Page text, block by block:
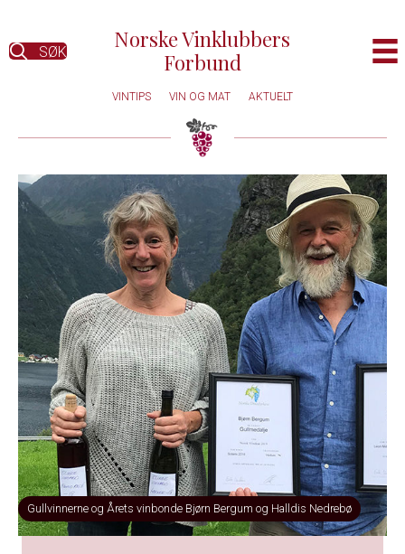
SØK
Norske Vinklubbers
Forbund
VINTIPS VIN OG MAT AKTUELT
Gullvinnerne og Årets vinbonde Bjørn Bergum og Halldis Nedrebø